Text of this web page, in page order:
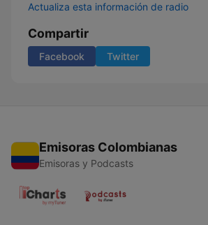
Actualiza esta información de radio
Compartir
Facebook Twitter
Emisoras Colombianas
Emisoras y Podcasts